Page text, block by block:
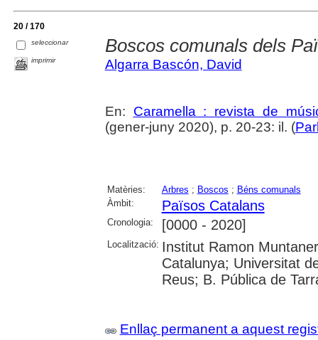
20 / 170
seleccionar
imprimir
Boscos comunals dels
Algarra Bascón, David
En: Caramella : revista de
(gener-juny 2020), p. 20-23: il. (
Matèries: Arbres ; Boscos ; Béns comunals
Àmbit:
Països Catalans
Cronologia: [0000 - 2020]
Localització: Institut Ramon
Catalunya; Universitat
Reus; B. Pública de
Enllaç permanent a aquest